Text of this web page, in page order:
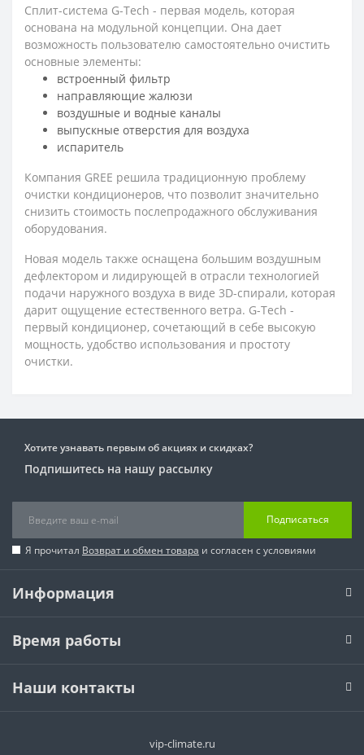
Сплит-система G-Tech - первая модель, которая
основана на модульной концепции. Она дает
возможность пользователю самостоятельно очистить
основные элементы:
встроенный фильтр
направляющие жалюзи
воздушные и водные каналы
выпускные отверстия для воздуха
испаритель
Компания GREE решила традиционную проблему
очистки кондиционеров, что позволит значительно
снизить стоимость послепродажного обслуживания
оборудования.
Новая модель также оснащена большим воздушным
дефлектором и лидирующей в отрасли технологией
подачи наружного воздуха в виде 3D-спирали, которая
дарит ощущение естественного ветра. G-Tech -
первый кондиционер, сочетающий в себе высокую
мощность, удобство использования и простоту
очистки.
Хотите узнавать первым об акциях и скидках?
Подпишитесь на нашу рассылку
Подписаться
Я прочитал Возврат и обмен товара и согласен с условиями
Информация
Время работы
Наши контакты
vip-climate.ru